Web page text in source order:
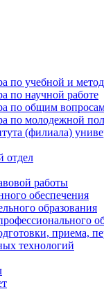
по учебной и
по научной работе
по общим
по молодежной
(филиала)
отдел
работы
обеспечения
образования
приема,
технологий